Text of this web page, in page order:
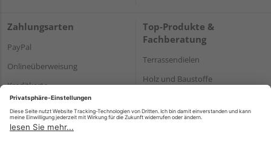
Zahlungsarten
PayPal
Onlineüberweisung
Kreditkarte
Rechnung*
*Bonität vorausgesetzt
Top-Produkte &
Fachberatung
Terrassendielen
Holz und Baustoffe